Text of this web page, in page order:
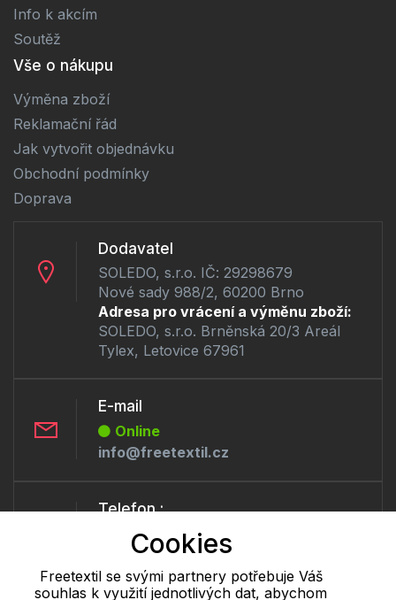
Info k akcím
Soutěž
Vše o nákupu
Výměna zboží
Reklamační řád
Jak vytvořit objednávku
Obchodní podmínky
Doprava
Dodavatel
SOLEDO, s.r.o. IČ: 29298679
Nové sady 988/2, 60200 Brno
Adresa pro vrácení a výměnu zboží:
SOLEDO, s.r.o. Brněnská 20/3 Areál
Tylex, Letovice 67961
E-mail
Online
info@freetextil.cz
Telefon :
Offline
+420 530 334 460
Cookies
Freetextil se svými partnery potřebuje Váš
souhlas k využití jednotlivých dat, abychom